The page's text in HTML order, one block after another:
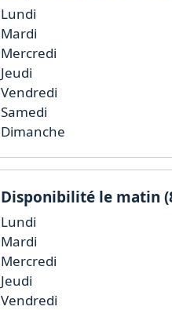
Lundi
Mardi
Mercredi
Jeudi
Vendredi
Samedi
Dimanche
Disponibilité le matin
Lundi
Mardi
Mercredi
Jeudi
Vendredi